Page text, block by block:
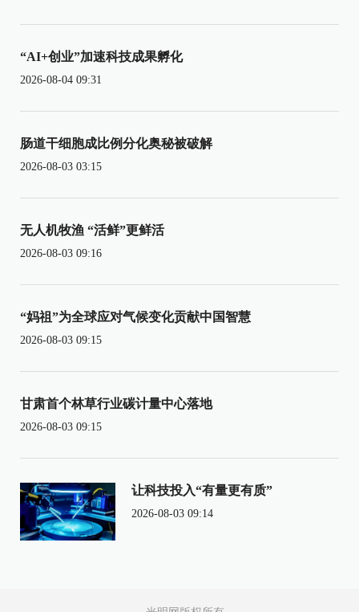
“AI+创业”加速科技成果孵化
2026-08-04 09:31
肠道干细胞成比例分化奥秘被破解
2026-08-03 03:15
无人机牧渔 “活鲜”更鲜活
2026-08-03 09:16
“妈祖”为全球应对气候变化贡献中国智慧
2026-08-03 09:15
甘肃首个林草行业碳计量中心落地
2026-08-03 09:15
让科技投入“有量更有质”
2026-08-03 09:14